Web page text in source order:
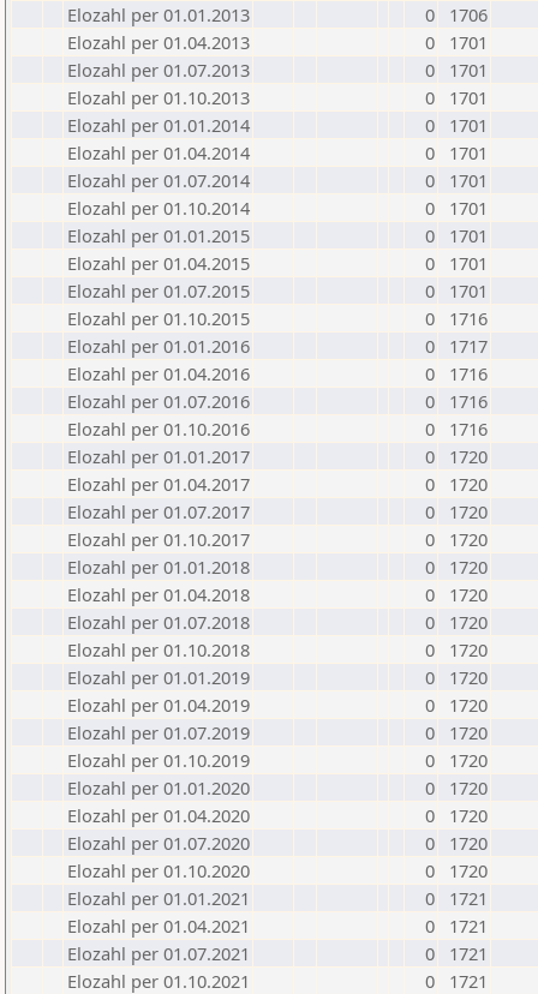
Elozahl per 01.01.2013
0
1706
Elozahl per 01.04.2013
0
1701
Elozahl per 01.07.2013
0
1701
Elozahl per 01.10.2013
0
1701
Elozahl per 01.01.2014
0
1701
Elozahl per 01.04.2014
0
1701
Elozahl per 01.07.2014
0
1701
Elozahl per 01.10.2014
0
1701
Elozahl per 01.01.2015
0
1701
Elozahl per 01.04.2015
0
1701
Elozahl per 01.07.2015
0
1701
Elozahl per 01.10.2015
0
1716
Elozahl per 01.01.2016
0
1717
Elozahl per 01.04.2016
0
1716
Elozahl per 01.07.2016
0
1716
Elozahl per 01.10.2016
0
1716
Elozahl per 01.01.2017
0
1720
Elozahl per 01.04.2017
0
1720
Elozahl per 01.07.2017
0
1720
Elozahl per 01.10.2017
0
1720
Elozahl per 01.01.2018
0
1720
Elozahl per 01.04.2018
0
1720
Elozahl per 01.07.2018
0
1720
Elozahl per 01.10.2018
0
1720
Elozahl per 01.01.2019
0
1720
Elozahl per 01.04.2019
0
1720
Elozahl per 01.07.2019
0
1720
Elozahl per 01.10.2019
0
1720
Elozahl per 01.01.2020
0
1720
Elozahl per 01.04.2020
0
1720
Elozahl per 01.07.2020
0
1720
Elozahl per 01.10.2020
0
1720
Elozahl per 01.01.2021
0
1721
Elozahl per 01.04.2021
0
1721
Elozahl per 01.07.2021
0
1721
Elozahl per 01.10.2021
0
1721